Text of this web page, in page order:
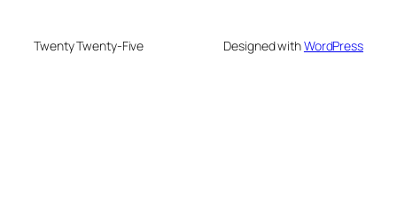
Twenty Twenty-Five Designed withWordPress